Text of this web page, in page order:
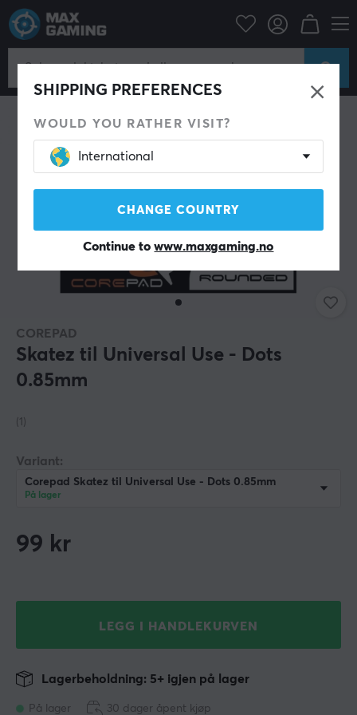
SHIPPING PREFERENCES
WOULD YOU RATHER VISIT?
International
CHANGE COUNTRY
Continue towww.maxgaming.no
Datatilbehør Mouse skates
COREPAD
Skatez til Universal Use - Dots
0.85mm
(1)
Variant:
Corepad Skatez til Universal Use - Dots 0.85mm
På lager
99 kr
LEGG I HANDLEKURVEN
På lager
Lagerbeholdning: 5+ igjen på lager
30 dager åpent kjøp